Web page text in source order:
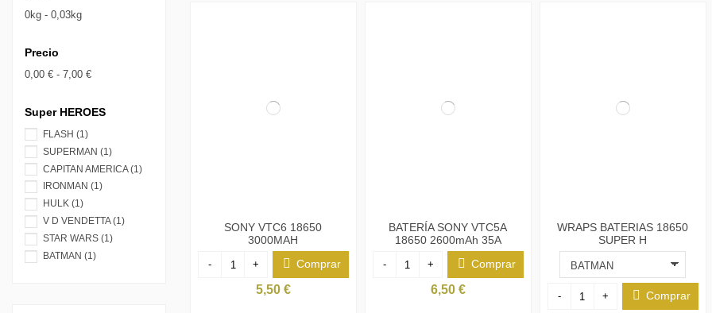
SONY VTC6 18650
3000MAH
- + Comprar
5,50 €
BATERÍA SONY VTC5A
18650 2600mAh 35A
- + Comprar
6,50 €
WRAPS BATERIAS 18650
SUPER H
- + Comprar
0kg - 0,03kg
Precio
0,00 € - 7,00 €
Super HEROES
FLASH (1)
SUPERMAN (1)
CAPITAN AMERICA(1)
IRONMAN (1)
HULK (1)
V D VENDETTA(1)
STAR WARS (1)
BATMAN (1)